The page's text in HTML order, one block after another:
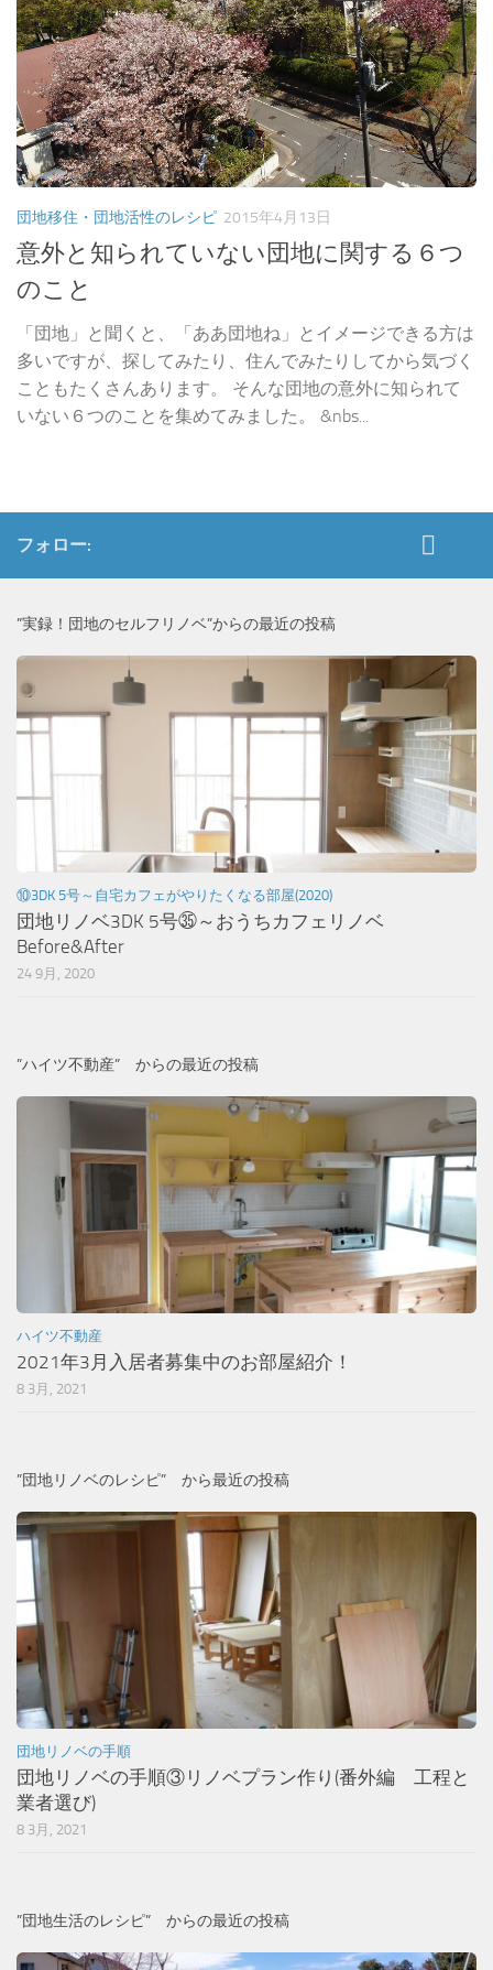
団地移住・団地活性のレシピ 2015年4月13日
意外と知られていない団地に関する６つ
のこと
「団地」と聞くと、「ああ団地ね」とイメージできる方は
多いですが、探してみたり、住んでみたりしてから気づく
こともたくさんあります。 そんな団地の意外に知られて
いない６つのことを集めてみました。 &nbs...
フォロー:
”実録！団地のセルフリノベ”からの最近の投稿
⑩3DK 5号～自宅カフェがやりたくなる部屋(2020)
団地リノベ3DK 5号㉟～おうちカフェリノベ
Before&After
24 9月, 2020
”ハイツ不動産” からの最近の投稿
ハイツ不動産
2021年3月入居者募集中のお部屋紹介！
8 3月, 2021
”団地リノベのレシピ” から最近の投稿
団地リノベの手順
団地リノベの手順③リノベプラン作り(番外編 工程と
業者選び)
8 3月, 2021
”団地生活のレシピ” からの最近の投稿